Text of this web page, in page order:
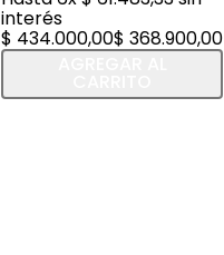
interés
$ 434.000,00$ 368.900,00